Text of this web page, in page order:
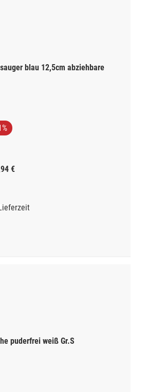
blau 12,5cm abziehbare
€
puderfrei weiß Gr.S